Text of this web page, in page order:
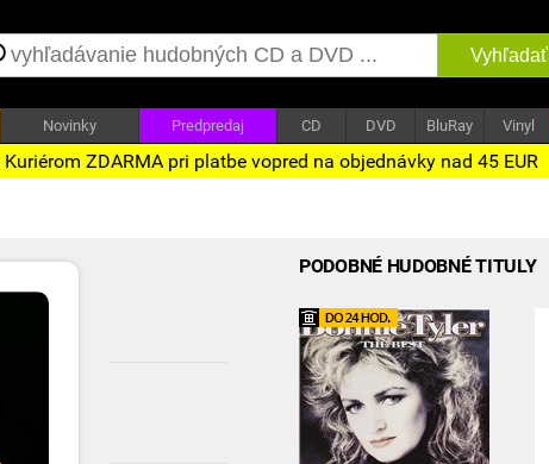
Vyhľadať
Novinky Predpredaj CD DVD BluRay Vinyl
ZDARMA pri platbe vopred na objednávky nad 45 EUR
PODOBNÉ HUDOBNÉ TITULY